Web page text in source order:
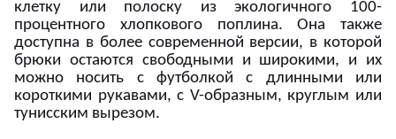
клетку или полоску из экологичного 100-
процентного хлопкового поплина. Она также
доступна в более современной версии, в которой
брюки остаются свободными и широкими, и их
можно носить с футболкой с длинными или
короткими рукавами, с V-образным, круглым или
тунисским вырезом.